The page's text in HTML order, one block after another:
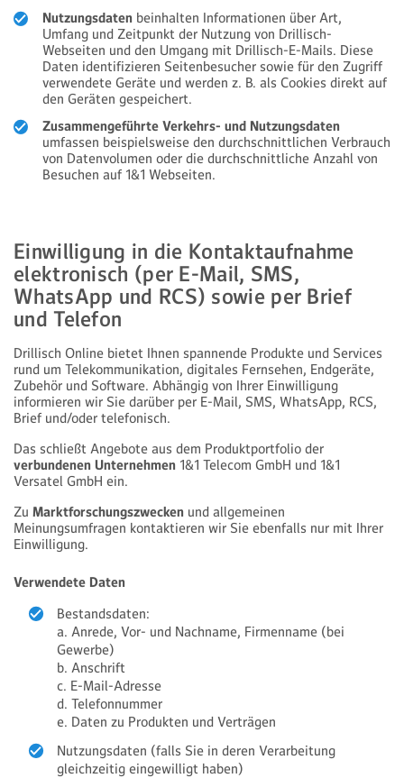
Nutzungsdaten beinhalten Informationen über Art,
Umfang und Zeitpunkt der Nutzung von Drillisch-
Webseiten und den Umgang mit Drillisch-E-Mails. Diese
Daten identifizieren Seitenbesucher sowie für den Zugriff
verwendete Geräte und werden z. B. als Cookies direkt auf
den Geräten gespeichert.
Zusammengeführte Verkehrs- und Nutzungsdaten
umfassen beispielsweise den durchschnittlichen Verbrauch
von Datenvolumen oder die durchschnittliche Anzahl von
Besuchen auf 1&1 Webseiten.
Einwilligung in die Kontaktaufnahme
elektronisch (per E-Mail, SMS,
WhatsApp und RCS) sowie per Brief
und Telefon
Drillisch Online bietet Ihnen spannende Produkte und Services
rund um Telekommunikation, digitales Fernsehen, Endgeräte,
Zubehör und Software. Abhängig von Ihrer Einwilligung
informieren wir Sie darüber per E-Mail, SMS, WhatsApp, RCS,
Brief und/oder telefonisch.
Das schließt Angebote aus dem Produktportfolio der
verbundenen Unternehmen 1&1 Telecom GmbH und 1&1
Versatel GmbH ein.
Zu Marktforschungszwecken und allgemeinen
Meinungsumfragen kontaktieren wir Sie ebenfalls nur mit Ihrer
Einwilligung.
Verwendete Daten
Bestandsdaten:
a. Anrede, Vor- und Nachname, Firmenname (bei
Gewerbe)
b. Anschrift
c. E-Mail-Adresse
d. Telefonnummer
e. Daten zu Produkten und Verträgen
Nutzungsdaten (falls Sie in deren Verarbeitung
gleichzeitig eingewilligt haben)